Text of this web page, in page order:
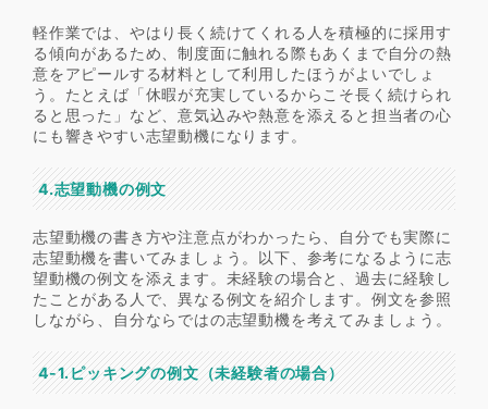
軽作業では、やはり長く続けてくれる人を積極的に採用す
る傾向があるため、制度面に触れる際もあくまで自分の熱
意をアピールする材料として利用したほうがよいでしょ
う。たとえば「休暇が充実しているからこそ長く続けられ
ると思った」など、意気込みや熱意を添えると担当者の心
にも響きやすい志望動機になります。
4.志望動機の例文
志望動機の書き方や注意点がわかったら、自分でも実際に
志望動機を書いてみましょう。以下、参考になるように志
望動機の例文を添えます。未経験の場合と、過去に経験し
たことがある人で、異なる例文を紹介します。例文を参照
しながら、自分ならではの志望動機を考えてみましょう。
4-1.ピッキングの例文（未経験者の場合）